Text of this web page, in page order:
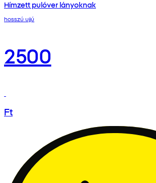
Hímzett pulóver lányoknak
hosszú ujjú
2500
Ft